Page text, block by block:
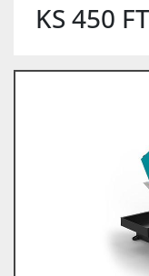
KS 450 FT